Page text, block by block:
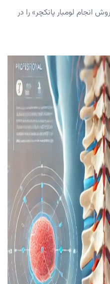
انجام لومبار پانکچر» را در